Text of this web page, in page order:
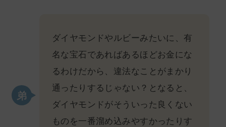
ダイヤモンドやルビーみたいに、有
名な宝石であればあるほどお金にな
るわけだから、違法なことがまかり
通ったりするじゃない？となると、
ダイヤモンドがそういった良くない
ものを一番溜め込みやすかったりす